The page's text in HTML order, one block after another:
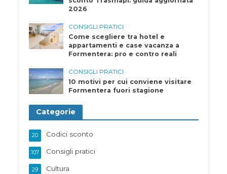
2026
CONSIGLI PRATICI
Come scegliere tra hotel e
appartamenti e case vacanza a
Formentera: pro e contro reali
CONSIGLI PRATICI
10 motivi per cui conviene visitare
Formentera fuori stagione
Categorie
Codici sconto
20
Consigli pratici
107
Cultura
29